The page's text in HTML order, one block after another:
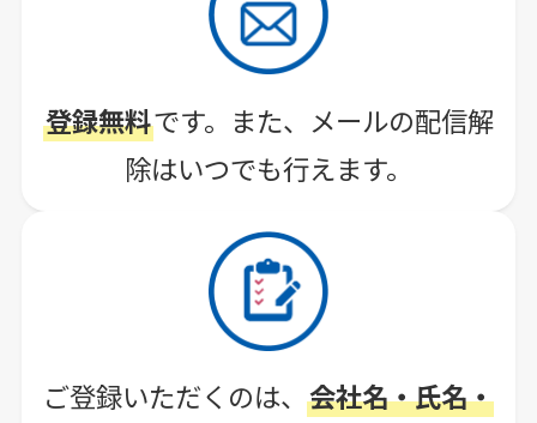
登録無料です。 また、メールの配信解
除はいつでも行えます。
ご登録いただくのは、 会社名・氏名・